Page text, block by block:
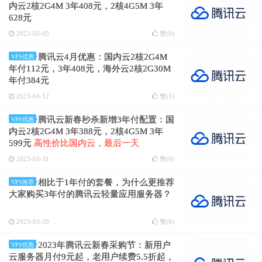
内云2核2G4M 3年408元，2核4G5M 3年
628元
2023-05-05 赞(0)
VPS优惠
腾讯云4月优惠：国内云2核2G4M
年付112元，3年408元，海外云2核2G30M
年付384元
2023-04-12 赞(1 )
VPS优惠
腾讯云新春秒杀新增3年付配置：国
内云2核2G4M 3年388元，2核4G5M 3年
599元 高性价比国内云，最后一天
2023-03-31 赞(0)
VPS推荐
相比于1年付的套餐，为什么更推荐
大家购买3年付的腾讯云轻量应用服务器？
2023-03-29 赞(0)
VPS优惠
2023年腾讯云新春采购节：新用户
云服务器月付9元起，老用户续费5.5折起，